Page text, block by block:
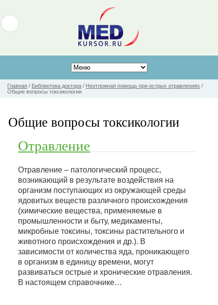
Главная / Библиотека доктора / Неотложная помощь при острых отравлениях /
Общие вопросы токсикологии
Общие вопросы токсикологии
Отравление
Отравление – патологический процесс,
возникающий в результате воздействия на
организм поступающих из окружающей среды
ядовитых веществ различного происхождения
(химические вещества, применяемые в
промышленности и быту, медикаменты,
микробные токсины, токсины растительного и
животного происхождения и др.). В
зависимости от количества яда, проникающего
в организм в единицу времени, могут
развиваться острые и хронические отравления.
В настоящем справочнике…